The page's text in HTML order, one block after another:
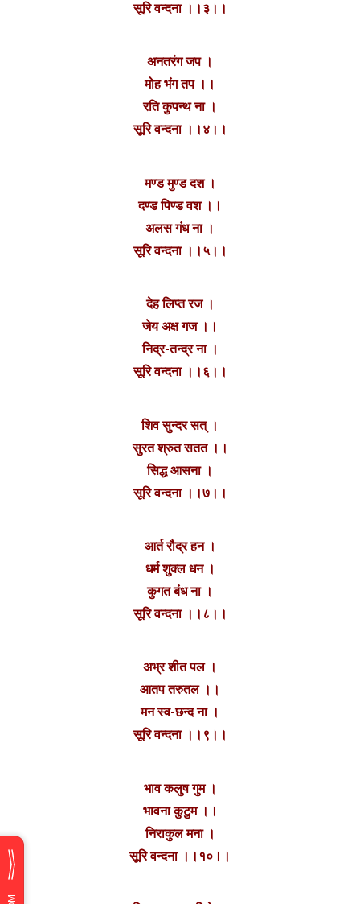
सूरि वन्दना ।।३।।
अनतरंग जप ।
मोह भंग तप ।।
रति कुपन्थ ना ।
सूरि वन्दना ।।४।।
मण्ड मुण्ड दश ।
दण्ड पिण्ड वश ।।
अलस गंध ना ।
सूरि वन्दना ।।५।।
देह लिप्त रज ।
जेय अक्ष गज ।।
निद्र-तन्द्र ना ।
सूरि वन्दना ।।६।।
शिव सुन्दर सत् ।
सुरत श्रुत सतत ।।
सिद्ध आसना ।
सूरि वन्दना ।।७।।
आर्त रौद्र हन ।
धर्म शुक्ल धन ।
कुगत बंध ना ।
सूरि वन्दना ।।८।।
अभ्र शीत पल ।
आतप तरुतल ।।
मन स्व-छन्द ना ।
सूरि वन्दना ।।९।।
भाव कलुष गुम ।
भावना कुटुम ।।
निराकुल मना ।
सूरि वन्दना ।।१०।।